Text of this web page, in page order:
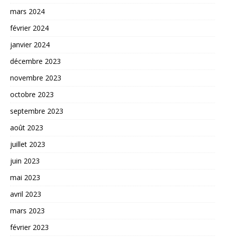
mars 2024
février 2024
janvier 2024
décembre 2023
novembre 2023
octobre 2023
septembre 2023
août 2023
juillet 2023
juin 2023
mai 2023
avril 2023
mars 2023
février 2023